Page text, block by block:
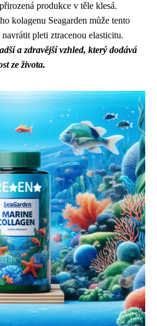
produkce v těle klesá.
kolagenu Seagarden může tento
pleti ztracenou elasticitu.
a zdravější vzhled, který dodává
ze života.